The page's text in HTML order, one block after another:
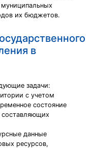
муниципальных
их бюджетов.
в
задачи:
с учетом
состояние
данные
ресурсов,